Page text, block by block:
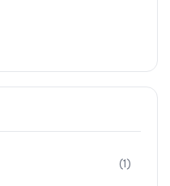
(1)